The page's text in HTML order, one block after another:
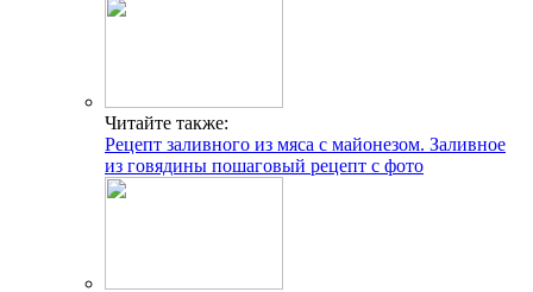
Читайте также:
Рецепт заливного из мяса с майонезом. Заливное
из говядины пошаговый рецепт с фото